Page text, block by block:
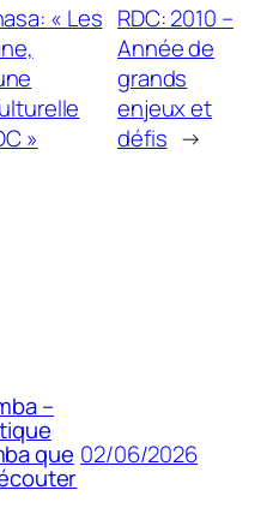
« Les
»
RDC: 2010 –
Année de
grands
enjeux et
défis →
–
que 02/06/2026